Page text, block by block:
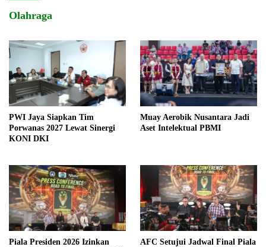
Olahraga
PWI Jaya Siapkan Tim
Porwanas 2027 Lewat Sinergi
KONI DKI
Muay Aerobik Nusantara Jadi
Aset Intelektual PBMI
Piala Presiden 2026 Izinkan
AFC Setujui Jadwal Final Piala